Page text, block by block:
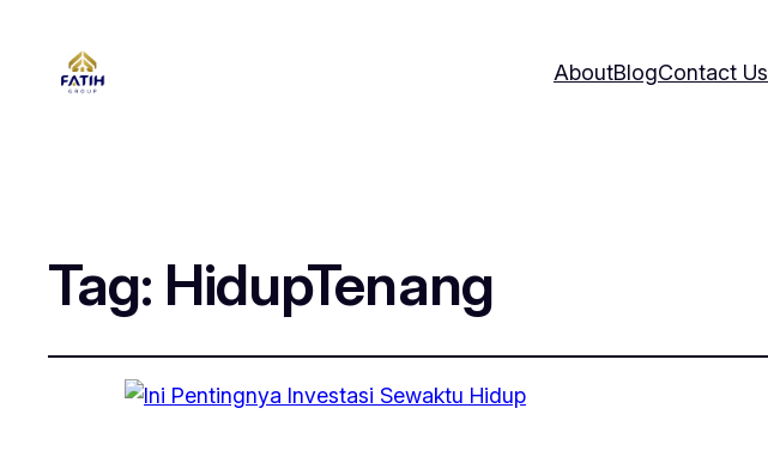
AboutBlogContact Us
Tag: HidupTenang